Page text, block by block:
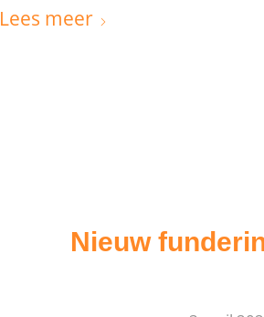
Lees meer
Nieuw